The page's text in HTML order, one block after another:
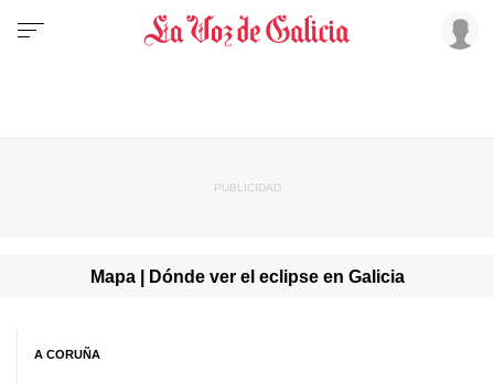
Mapa | Dónde ver el eclipse en Galicia
A CORUÑA